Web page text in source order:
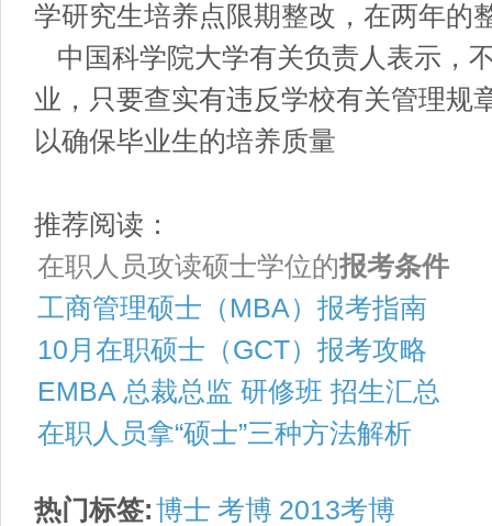
学研究生培养点限期整改，在两年的
中国科学院大学有关负责人表示，
业，只要查实有违反学校有关管理规
以确保毕业生的培养质量
推荐阅读：
在职人员攻读硕士学位的报考条件
工商管理硕士（MBA）报考指南
10月在职硕士（GCT）报考攻略
EMBA 总裁总监 研修班 招生汇总
在职人员拿“硕士”三种方法解析
热门标签:博士 考博 2013考博